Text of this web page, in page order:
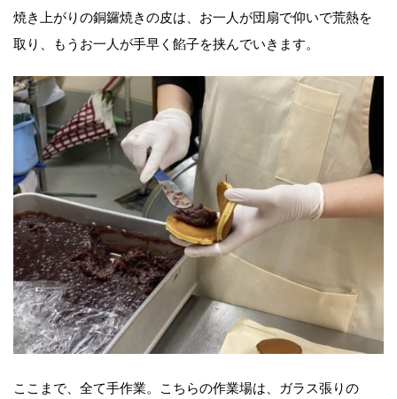
焼き上がりの銅鑼焼きの皮は、お一人が団扇で仰いで荒熱を
取り、もうお一人が手早く餡子を挟んでいきます。
ここまで、全て手作業。こちらの作業場は、ガラス張りの